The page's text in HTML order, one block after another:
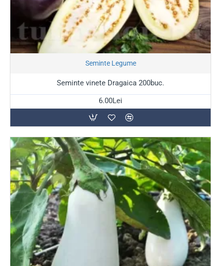
Sfatul TulipShop:Din cauza greutății fructelor și a
înălțimii pe care o pot atinge tufele (până la 80-100 cm),
plantele de vinete se pot apleca sau rupe sub greutatea
recoltei. Vă sfătuim să folosiți araci de sprijin sau sisteme
asigurați-vă că solul beneficiază de un strat generos de
mulci pentru a reține umiditatea, prevenind astfel
deshidratarea fructelor și acumularea de amăreală în
Comandă semințele de vinete preferate de la
reușite rețete de zacuscă din producția proprie!
Seminte Legume
Seminte vinete Dragaica 200buc.
6.00Lei